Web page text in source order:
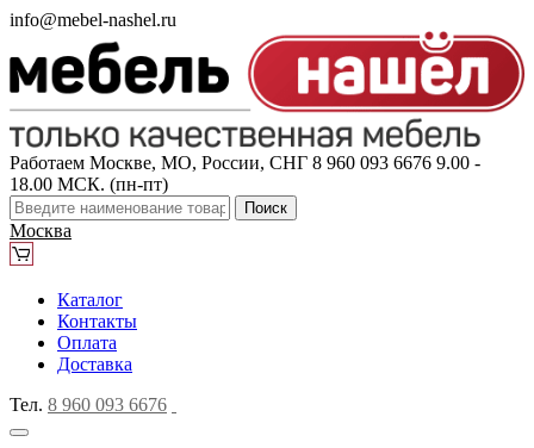
info@mebel-nashel.ru
Работаем Москве, МО, России, СНГ 8 960 093 6676 9.00 -
18.00 МСК. (пн-пт)
Поиск
Москва
Каталог
Контакты
Оплата
Доставка
Тел. 8 960 093 6676